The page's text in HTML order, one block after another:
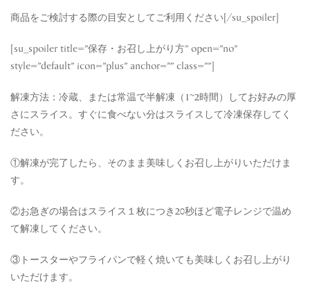
商品をご検討する際の目安としてご利用ください[/su_spoiler]
[su_spoiler title=”保存・お召し上がり方” open=”no”
style=”default” icon=”plus” anchor=”” class=””]
解凍方法：冷蔵、または常温で半解凍（1~2時間）してお好みの厚
さにスライス。すぐに食べない分はスライスして冷凍保存してく
ださい。
①解凍が完了したら、そのまま美味しくお召し上がりいただけま
す。
②お急ぎの場合はスライス１枚につき20秒ほど電子レンジで温め
て解凍してください。
③トースターやフライパンで軽く焼いても美味しくお召し上がり
いただけます。